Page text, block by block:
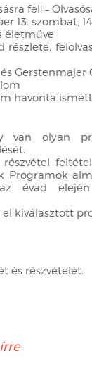
fel! –
13. szombat,
életműve
részlete,
Gerstenmajer
havonta
van olyan
Programok
évad
el kiválasztott
és részvételét.